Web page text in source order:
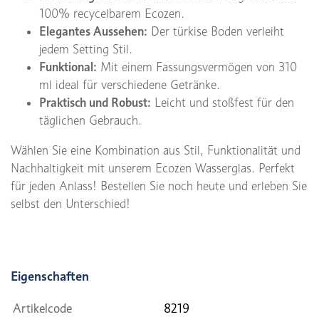
100% recycelbarem Ecozen.
Elegantes Aussehen: Der türkise Boden verleiht
jedem Setting Stil.
Funktional: Mit einem Fassungsvermögen von 310
ml ideal für verschiedene Getränke.
Praktisch und Robust: Leicht und stoßfest für den
täglichen Gebrauch.
Wählen Sie eine Kombination aus Stil, Funktionalität und
Nachhaltigkeit mit unserem Ecozen Wasserglas. Perfekt
für jeden Anlass! Bestellen Sie noch heute und erleben Sie
selbst den Unterschied!
Eigenschaften
Artikelcode 8219